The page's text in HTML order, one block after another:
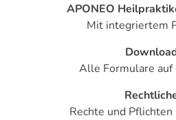
APONEO
Mit integriertem
Alle Formulare auf
Rechte und Pflichten